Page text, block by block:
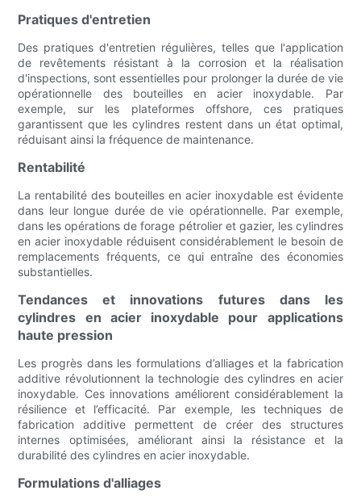
Pratiques d'entretien
Des pratiques d'entretien régulières, telles que l'application
de revêtements résistant à la corrosion et la réalisation
d'inspections, sont essentielles pour prolonger la durée de vie
opérationnelle des bouteilles en acier inoxydable. Par
exemple, sur les plateformes offshore, ces pratiques
garantissent que les cylindres restent dans un état optimal,
réduisant ainsi la fréquence de maintenance.
Rentabilité
La rentabilité des bouteilles en acier inoxydable est évidente
dans leur longue durée de vie opérationnelle. Par exemple,
dans les opérations de forage pétrolier et gazier, les cylindres
en acier inoxydable réduisent considérablement le besoin de
remplacements fréquents, ce qui entraîne des économies
substantielles.
Tendances et innovations futures dans les
cylindres en acier inoxydable pour applications
haute pression
Les progrès dans les formulations d’alliages et la fabrication
additive révolutionnent la technologie des cylindres en acier
inoxydable. Ces innovations améliorent considérablement la
résilience et l’efficacité. Par exemple, les techniques de
fabrication additive permettent de créer des structures
internes optimisées, améliorant ainsi la résistance et la
durabilité des cylindres en acier inoxydable.
Formulations d'alliages